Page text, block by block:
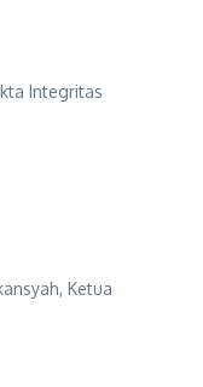
Integritas
Ketua